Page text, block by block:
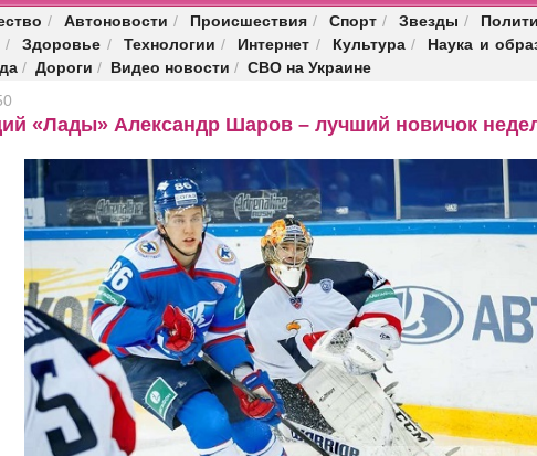
/ Автоновости / Происшествия / Спорт / Звезды /
/ Здоровье / Технологии / Интернет / Культура/ Наука и
/ Дороги / Видео новости / СВО на Украине
«Лады» Александр Шаров – лучший новичок